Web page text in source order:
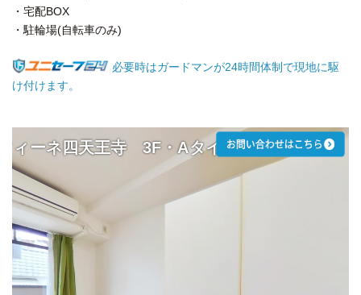
・宅配BOX
・駐輪場(自転車のみ)
必要時はガードマンが24時間体制で現地に駆
け付けます。